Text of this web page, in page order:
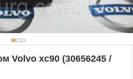
Volvo xc90 (30656245 /